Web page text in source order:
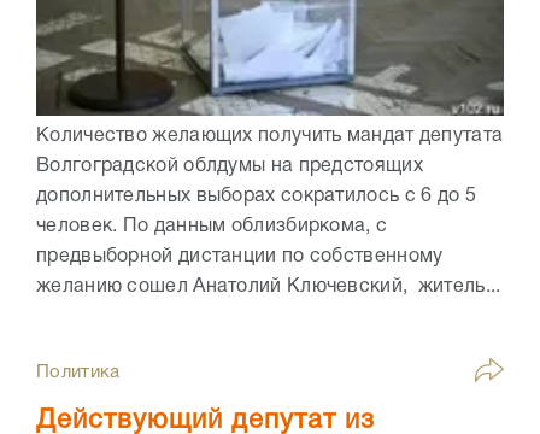
Количество желающих получить мандат депутата
Волгоградской облдумы на предстоящих
дополнительных выборах сократилось с 6 до 5
человек. По данным облизбиркома, с
предвыборной дистанции по собственному
желанию сошел Анатолий Ключевский, житель...
Политика
Действующий депутат из